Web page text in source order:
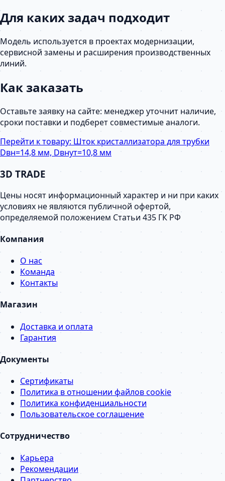
Для каких задач подходит
Модель используется в проектах модернизации,
сервисной замены и расширения производственных
линий.
Как заказать
Оставьте заявку на сайте: менеджер уточнит наличие,
сроки поставки и подберет совместимые аналоги.
Перейти к товару: Шток кристаллизатора для трубки
Dвн=14,8 мм, Dвнут=10,8 мм
3D TRADE
Цены носят информационный характер и ни при каких
условиях не являются публичной офертой,
определяемой положением Статьи 435 ГК РФ
Компания
О нас
Команда
Контакты
Магазин
Доставка и оплата
Гарантия
Документы
Сертификаты
Политика в отношении файлов cookie
Политика конфиденциальности
Пользовательское соглашение
Сотрудничество
Карьера
Рекомендации